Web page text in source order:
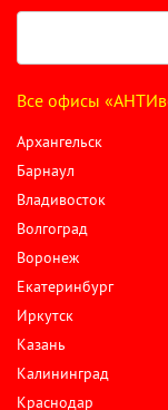
Все офисы
Архангельск
Барнаул
Владивосток
Волгоград
Воронеж
Екатеринбург
Иркутск
Казань
Калининград
Краснодар